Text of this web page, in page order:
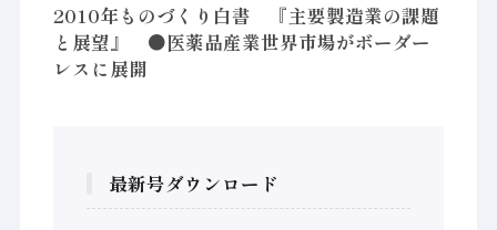
2010年ものづくり白書 『主要製造業の課題
と展望』 ●医薬品産業世界市場がボーダー
レスに展開
最新号ダウンロード